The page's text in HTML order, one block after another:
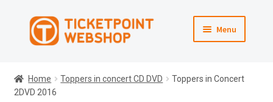
Ga
door
Ga
direct
inhoud
Menu
Winkelmand
Home Toppers in concert CD DVD
Toppers in Concert
2DVD 2016